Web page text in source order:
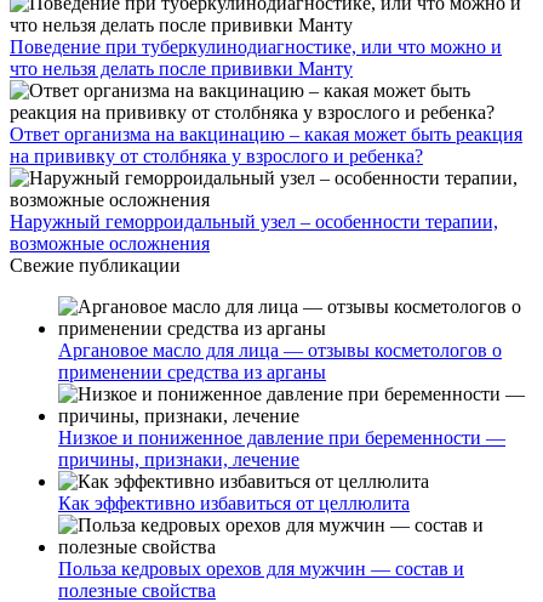
Поведение при туберкулинодиагностике, или что можно и
что нельзя делать после прививки Манту
Ответ организма на вакцинацию – какая может быть реакция
на прививку от столбняка у взрослого и ребенка?
Наружный геморроидальный узел – особенности терапии,
возможные осложнения
Свежие публикации
Аргановое масло для лица — отзывы косметологов о
применении средства из арганы
Низкое и пониженное давление при беременности —
причины, признаки, лечение
Как эффективно избавиться от целлюлита
Польза кедровых орехов для мужчин — состав и
полезные свойства